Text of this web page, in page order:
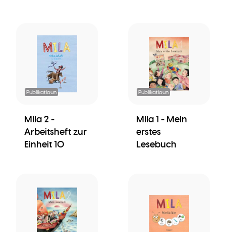
Publikatioun
Mila 2 -
Arbeitsheft zur
Einheit 10
Publikatioun
Mila 1 - Mein
erstes
Lesebuch